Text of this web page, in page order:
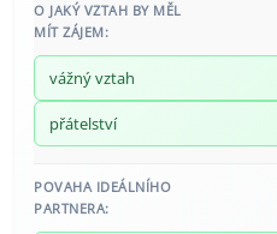
O JAKÝ VZTAH BY MĚL
MÍT ZÁJEM:
vážný vztah
přátelství
POVAHA IDEÁLNÍHO
PARTNERA: